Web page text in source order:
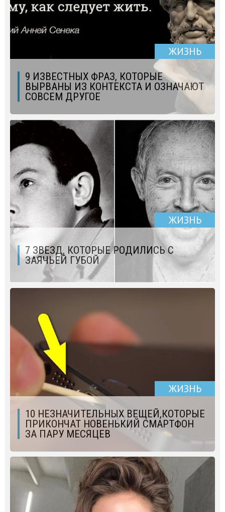
ЖИЗНЬ
9 ИЗВЕСТНЫХ ФРАЗ, КОТОРЫЕ
ВЫРВАНЫ ИЗ КОНТЕКСТА И ОЗНАЧАЮТ
СОВСЕМ ДРУГОЕ
ЖИЗНЬ
7 ЗВЕЗД, КОТОРЫЕ РОДИЛИСЬ С
ЗАЯЧЬЕЙ ГУБОЙ
ЖИЗНЬ
10 НЕЗНАЧИТЕЛЬНЫХ ВЕЩЕЙ,КОТОРЫЕ
ПРИКОНЧАТ НОВЕНЬКИЙ СМАРТФОН
ЗА ПАРУ МЕСЯЦЕВ